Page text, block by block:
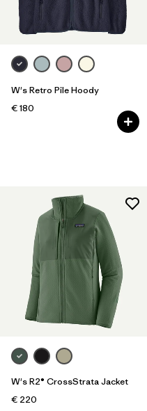
W's Retro Pile Hoody
€ 180
W's R2® CrossStrata Jacket
€ 220